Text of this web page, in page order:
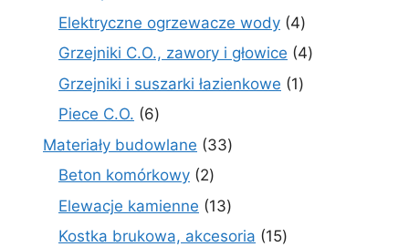
Elektryczne ogrzewacze wody 44
produkty
Grzejniki C.O., zawory i głowice 44
Grzejniki i suszarki łazienkowe 11
Piece C.O. 66
produktów
Materiały budowlane 3333
Beton komórkowy 22
produkty
Elewacje kamienne 1313
produktów
Kostka brukowa, akcesoria 1515